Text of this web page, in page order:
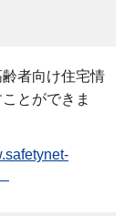
者向け住宅情
とができま